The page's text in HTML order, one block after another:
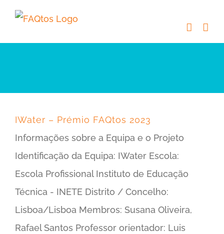
Skip
content
IWater – Prémio FAQtos 2023
Informações sobre a Equipa e o Projeto
Identificação da Equipa: IWater Escola:
Escola Profissional Instituto de Educação
Técnica - INETE Distrito / Concelho:
Lisboa/Lisboa Membros: Susana Oliveira,
Rafael Santos Professor orientador: Luis